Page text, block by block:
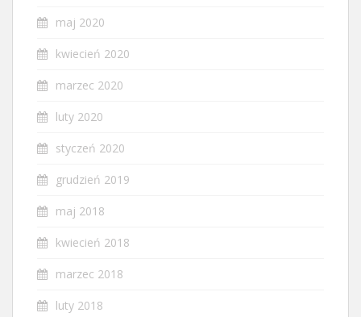
maj 2020
kwiecień 2020
marzec 2020
luty 2020
styczeń 2020
grudzień 2019
maj 2018
kwiecień 2018
marzec 2018
luty 2018